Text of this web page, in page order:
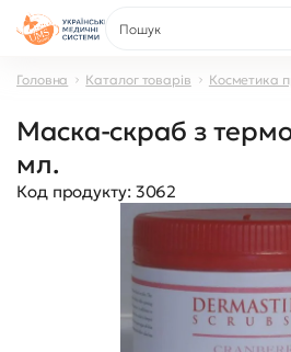
Головна Каталог товарів Косметика
Маска-скраб з
мл.
Код продукту: 3062